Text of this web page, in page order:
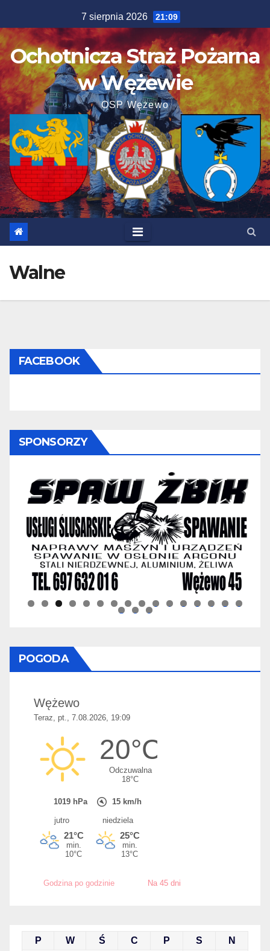
to
content
7 sierpnia 2026 21:09
Ochotnicza Straż Pożarna
w Wężewie
OSP Wężewo
Walne
FACEBOOK
SPONSORZY
0 1 2 3 4 5 6
7 8 9
POGODA
Godzina po godzinie Na 45 dni
P W Ś C P S N